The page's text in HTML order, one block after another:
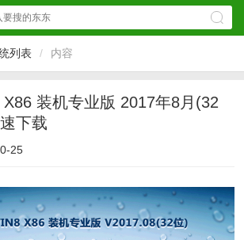
列表 / 内容
装机专业版 2017年8月(32
下载
25